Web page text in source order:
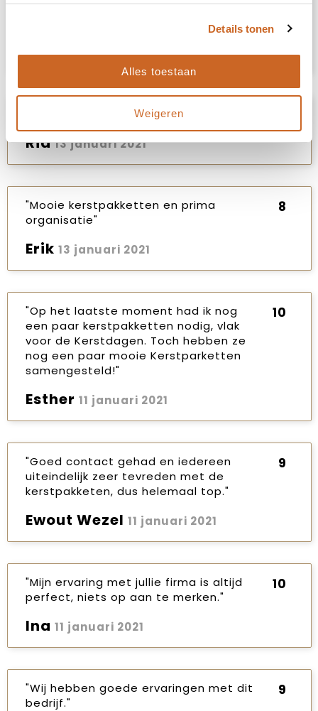
Details tonen
Alles toestaan
Weigeren
"Prima samenwerking en alles op tijd
10
Jannie13 januari 2021
"snelle reactie en goede service"
Ria13 januari 2021
"Mooie kerstpakketten en prima
organisatie"
8
Erik 13 januari 2021
"Op het laatste moment had ik nog
een paar kerstpakketten nodig, vlak
voor de Kerstdagen. Toch hebben ze
nog een paar mooie Kerstparketten
samengesteld!"
10
Esther 11 januari 2021
"Goed contact gehad en iedereen
uiteindelijk zeer tevreden met de
kerstpakketen, dus helemaal top."
9
Ewout Wezel 11 januari 2021
"Mijn ervaring met jullie firma is altijd
perfect, niets op aan te merken."
10
Ina 11 januari 2021
"Wij hebben goede ervaringen met dit
bedrijf."
9